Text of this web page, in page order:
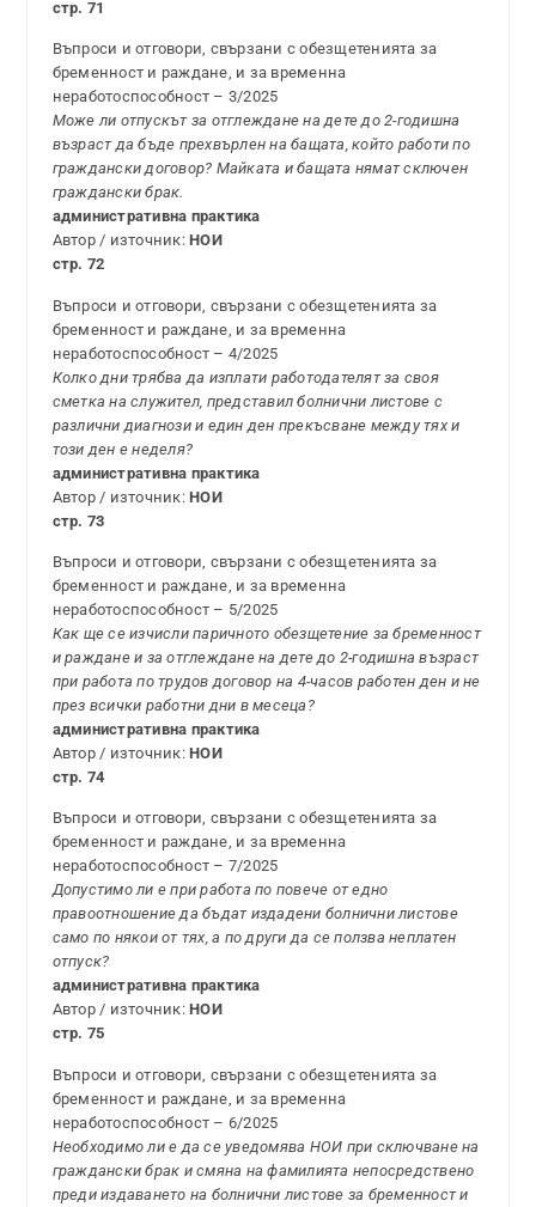
стр. 71
Въпроси и отговори, свързани с обезщетенията за
бременност и раждане, и за временна
неработоспособност – 3/2025
Може ли отпускът за отглеждане на дете до 2-годишна
възраст да бъде прехвърлен на бащата, който работи по
граждански договор? Майката и бащата нямат сключен
граждански брак.
административна практика
Автор / източник:НОИ
стр. 72
Въпроси и отговори, свързани с обезщетенията за
бременност и раждане, и за временна
неработоспособност – 4/2025
Колко дни трябва да изплати работодателят за своя
сметка на служител, представил болнични листове с
различни диагнози и един ден прекъсване между тях и
този ден е неделя?
административна практика
Автор / източник:НОИ
стр. 73
Въпроси и отговори, свързани с обезщетенията за
бременност и раждане, и за временна
неработоспособност – 5/2025
Как ще се изчисли паричното обезщетение за бременност
и раждане и за отглеждане на дете до 2-годишна възраст
при работа по трудов договор на 4-часов работен ден и не
през всички работни дни в месеца?
административна практика
Автор / източник:НОИ
стр. 74
Въпроси и отговори, свързани с обезщетенията за
бременност и раждане, и за временна
неработоспособност – 7/2025
Допустимо ли е при работа по повече от едно
правоотношение да бъдат издадени болнични листове
само по някои от тях, а по други да се ползва неплатен
отпуск?
административна практика
Автор / източник:НОИ
стр. 75
Въпроси и отговори, свързани с обезщетенията за
бременност и раждане, и за временна
неработоспособност – 6/2025
Необходимо ли е да се уведомява НОИ при сключване на
граждански брак и смяна на фамилията непосредствено
преди издаването на болнични листове за бременност и